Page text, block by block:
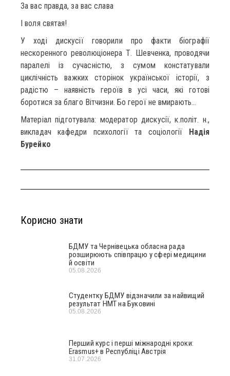
За вас правда, за вас слава
І воля святая!
У ході дискусії говорили про факти біографії
нескоренного революціонера Т. Шевченка, проводячи
паралелі із сучасністю, з сумом констатували
циклічність важких сторінок української історії, з
радістю – наявність героїв в усі часи, які готові
боротися за благо Вітчизни. Бо герої не вмирають…
Матеріал підготувала: модератор дискусії, к.політ. н.,
викладач кафедри психології та соціології Надія
Бурейко
Корисно знати
БДМУ та Чернівецька обласна рада
розширюють співпрацю у сфері медицини
й освіти
05.08.2026
Студентку БДМУ відзначили за найвищий
результат НМТ на Буковині
05.08.2026
Перший курс і перші міжнародні кроки:
Erasmus+ в Республіці Австрія
31.07.2026